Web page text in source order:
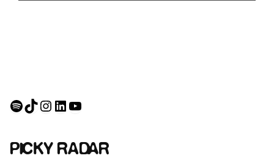
Spotify
TikTok
Instagram
LinkedIn
YouTube
PICKY RADAR